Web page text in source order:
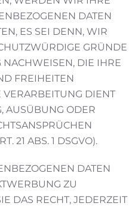
DATEN
ES SEI DENN, WIR
GRÜNDE
DIE IHRE
FREIHEITEN
DIENT
AUSÜBUNG ODER
21 ABS. 1 DSGVO).
DATEN
ZU
DAS RECHT, JEDERZEIT